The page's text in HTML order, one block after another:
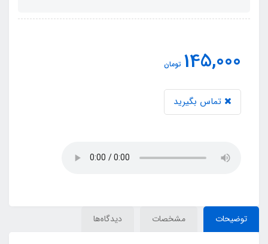
145,000 تومان
تماس بگیرید
توضیحات مشخصات دیدگاه‌ها